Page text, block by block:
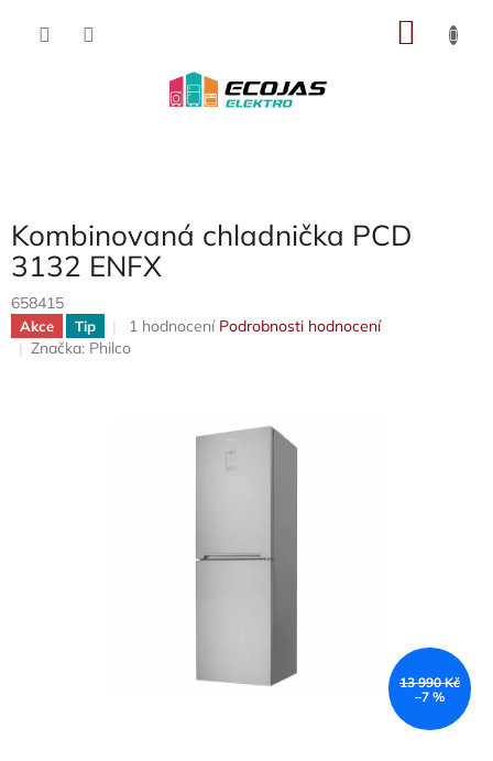
Kombinovaná chladnička PCD
3132 ENFX
658415
Akce Tip
Průměrné
hodnocení
1 hodnocení Podrobnosti hodnocení
Značka: Philco
13 990 Kč
–7 %